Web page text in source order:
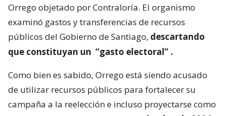
Orrego objetado por Contraloría. El organismo
examinó gastos y transferencias de recursos
públicos del Gobierno de Santiago, descartando
que constituyan un “gasto electoral” .
Como bien es sabido, Orrego está siendo acusado
de utilizar recursos públicos para fortalecer su
campaña a la reelección e incluso proyectarse como